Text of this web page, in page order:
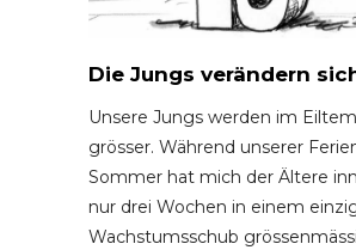
Die Jungs verändern
Unsere Jungs werden im
grösser. Während unserer
Sommer hat mich der Ältere
nur drei Wochen in einem
Wachstumsschub